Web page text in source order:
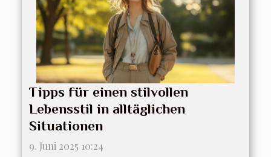
Tipps für einen stilvollen
Lebensstil in alltäglichen
Situationen
9. Juni 2025 10:24